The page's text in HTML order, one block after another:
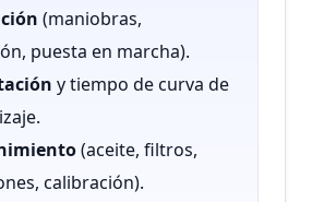
(maniobras,
puesta en marcha).
y tiempo de curva de
(aceite, filtros,
calibración).